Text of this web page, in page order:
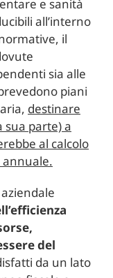
e sanità
all’interno
il
sia alle
piani
destinare
sua parte) a
al calcolo
annuale.
del
da un lato